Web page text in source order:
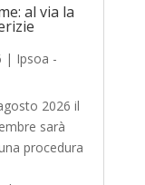
al via la
| Ipsoa -
2026 il
sarà
procedura